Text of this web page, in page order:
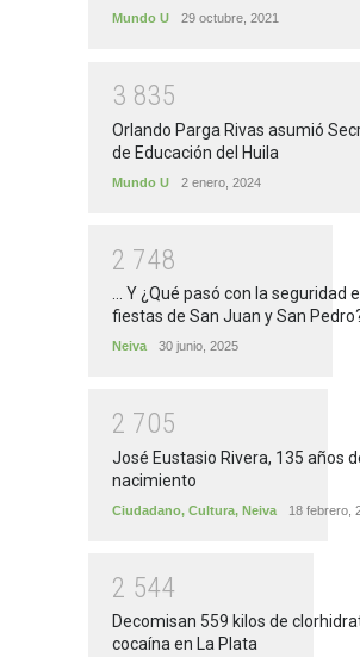
Mundo U 29 octubre, 2021
3 835
Orlando Parga Rivas asumió
de Educación del Huila
Mundo U 2 enero, 2024
2 748
... Y ¿Qué pasó con la seguridad
fiestas de San Juan y San
Neiva 30 junio, 2025
2 705
José Eustasio Rivera, 135 años
nacimiento
Ciudadano, Cultura, Neiva 18 febrero,
2 544
Decomisan 559 kilos de
cocaína en La Plata